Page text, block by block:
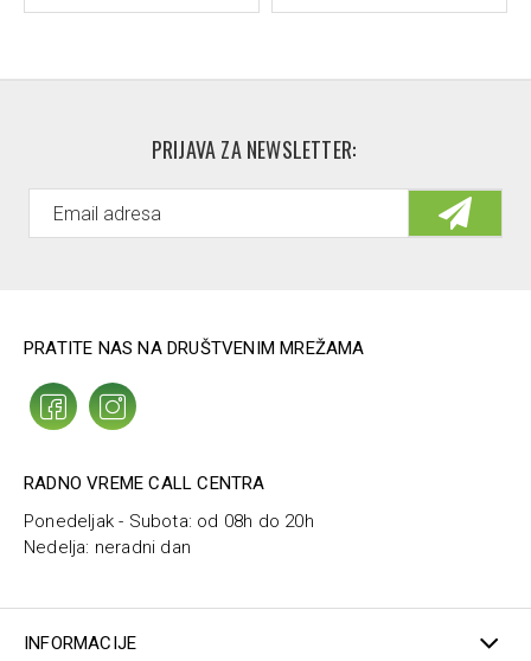
PRIJAVA ZA NEWSLETTER:
PRATITE NAS NA DRUŠTVENIM MREŽAMA
RADNO VREME CALL CENTRA
Ponedeljak - Subota: od 08h do 20h
Nedelja: neradni dan
INFORMACIJE